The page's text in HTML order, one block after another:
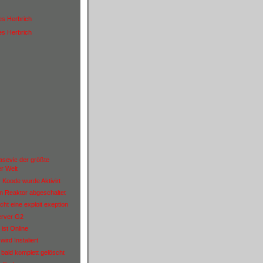
Herbrich
Herbrich
der größte
Welt
wurde Aktivirt
Reaktor abgeschaltet
eine exploit exeption
G2
ist Online
Instaliert
komplett gelöscht